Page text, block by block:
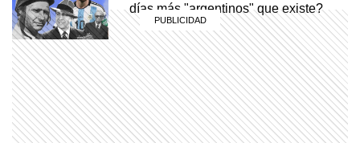
días más "argentinos" que existe?
EL MUNDO
Barbican Estate: el complejo de
Londres que parece una ciudad
dentro de la ciudad